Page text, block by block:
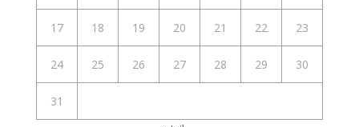
17 18 19 20 21 22 23
24 25 26 27 28 29 30
31